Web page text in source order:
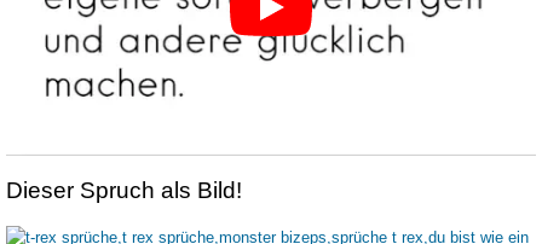
Dieser Spruch als Bild!